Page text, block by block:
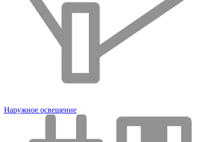
Наружное освещение